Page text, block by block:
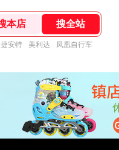
捷安特 美利达 凤凰自行车